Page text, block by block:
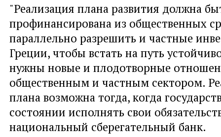
"Реализация плана развития должна
профинансирована из общественных
параллельно разрешить и частные
Греции, чтобы встать на путь
нужны новые и плодотворные
общественным и частным сектором.
плана возможна тогда, когда
состоянии исполнять свои
национальный сберегательный банк.